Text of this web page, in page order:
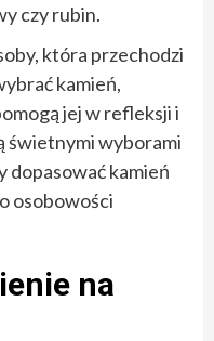
czy rubin.
która przechodzi
kamień,
jej w refleksji i
świetnymi wyborami
dopasować kamień
osobowości
na